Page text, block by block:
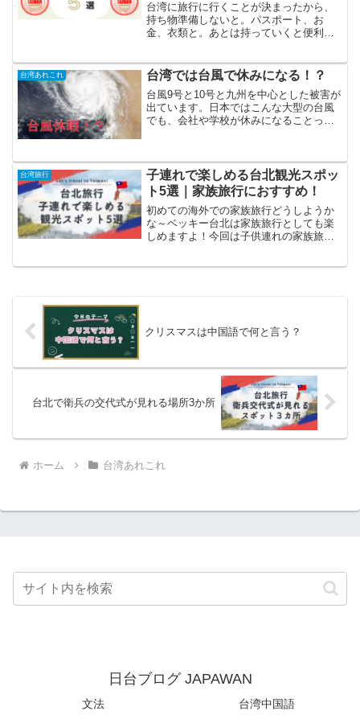
台湾に旅行に行くことが決まったから、
持ち物準備しないと。パスポート、お
金、衣類と。あとは持っていくと便利な
ね！「台湾旅行、何を持っていけばいい
んだろう？」初めての家族旅行...
台湾あれこれ 台湾では台風で休みになる！？
台風9号と10号と九州を中心とした被害が
出ています。日本ではこんな大型の台風
でも、会社や学校が休みになることって
勤・通学する日本を不思議に思っている
みたいです。ベッキー...
台湾旅行
子連れで楽しめる台北観光スポッ
ト5選｜家族旅行におすすめ！
初めての海外での家族旅行どうしようか
な～ベッキー台北は家族旅行としても楽
しめますよ！今回は子供連れの家族旅行
クリスマスは中国語で何と言う？
台北で衛兵の交代式が見れる場所3か所
ホーム 台湾あれこれ
日台ブログ JAPAWAN
文法 台湾中国語